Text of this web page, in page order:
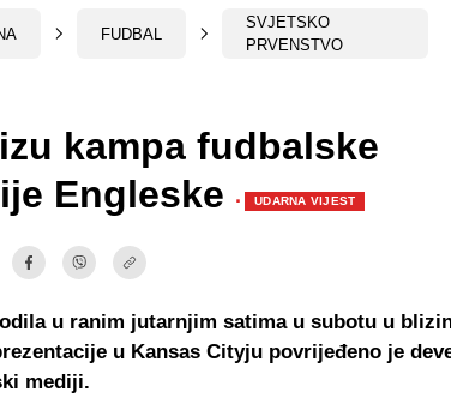
FUDBAL
SVJETSKO
PRVENSTVO
kampa fudbalske
Engleske · UDARNA VIJEST
u ranim jutarnjim satima u subotu u
u Kansas Cityju povrijeđeno je
mediji.